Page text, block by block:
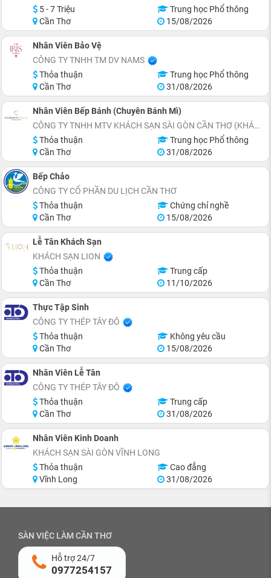
5 - 7 Triệu
Trung học Phổ thông
Cần Thơ
15/08/2026
Nhân Viên Bảo Vệ
CÔNG TY TNHH TM DV NAMS
Thỏa thuận
Trung học Phổ thông
Cần Thơ
31/08/2026
Nhân Viên Bếp Bánh (Chuyên Bánh Mì)
CÔNG TY TNHH MTV KHÁCH SẠN SÀI GÒN CẦN THƠ (KHÁCH SẠN CHARMANT SUITES)
Thỏa thuận
Trung học Phổ thông
Cần Thơ
31/08/2026
Bếp Chảo
CÔNG TY CỔ PHẦN DU LỊCH CẦN THƠ
Thỏa thuận
Chứng chỉ nghề
Cần Thơ
15/08/2026
Lễ Tân Khách Sạn
KHÁCH SẠN LION
Thỏa thuận
Trung cấp
Cần Thơ
11/10/2026
Thực Tập Sinh
CÔNG TY THÉP TÂY ĐÔ
Thỏa thuận
Không yêu cầu
Cần Thơ
15/08/2026
Nhân Viên Lễ Tân
CÔNG TY THÉP TÂY ĐÔ
Thỏa thuận
Trung cấp
Cần Thơ
31/08/2026
Nhân Viên Kinh Doanh
KHÁCH SẠN SÀI GÒN VĨNH LONG
Thỏa thuận
Cao đẳng
Vĩnh Long
31/08/2026
SÀN VIỆC LÀM CẦN THƠ
Hỗ trợ 24/7
0977254157